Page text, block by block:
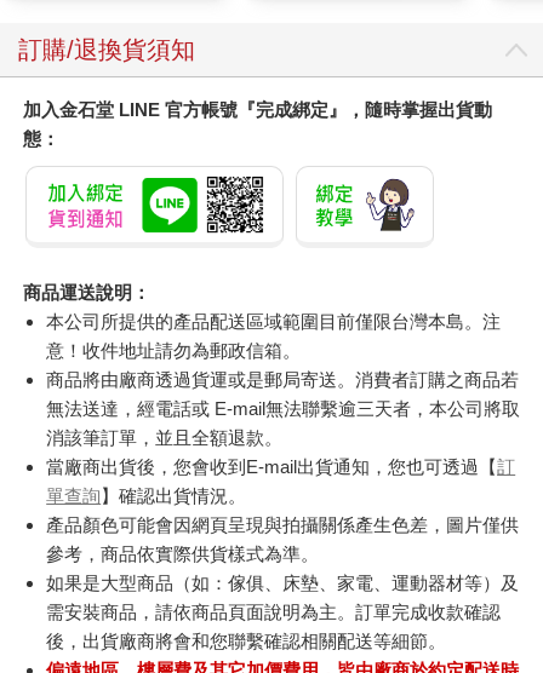
訂購/退換貨須知
加入金石堂 LINE 官方帳號『完成綁定』，隨時掌握出貨動
態：
商品運送說明：
本公司所提供的產品配送區域範圍目前僅限台灣本島。注
意！收件地址請勿為郵政信箱。
商品將由廠商透過貨運或是郵局寄送。消費者訂購之商品若
無法送達，經電話或 E-mail無法聯繫逾三天者，本公司將取
消該筆訂單，並且全額退款。
當廠商出貨後，您會收到E-mail出貨通知，您也可透過【訂
單查詢】確認出貨情況。
產品顏色可能會因網頁呈現與拍攝關係產生色差，圖片僅供
參考，商品依實際供貨樣式為準。
如果是大型商品（如：傢俱、床墊、家電、運動器材等）及
需安裝商品，請依商品頁面說明為主。訂單完成收款確認
後，出貨廠商將會和您聯繫確認相關配送等細節。